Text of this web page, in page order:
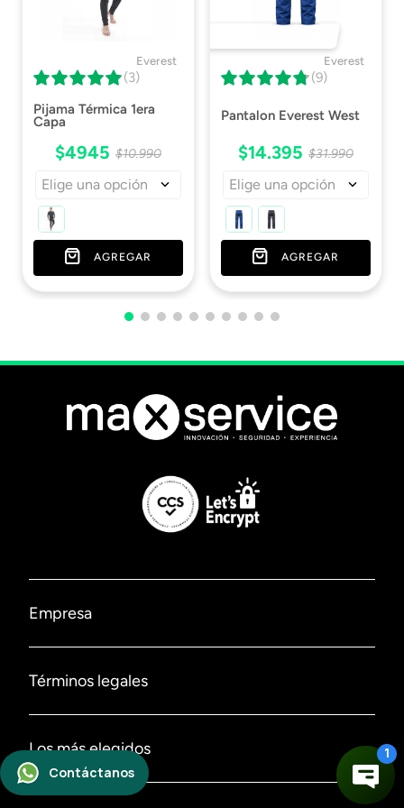
Protección
SI
388: 2110X | EN 374:
EN 421
Certificaciones Descargar ISP
Ficha Técnica
Descargar Ficha
Técnica
Everest
(3)
Pijama Térmica 1era
Capa
$4945 $10.990
Elige una opción
AGREGAR
Everest
(9)
Pantalon Everest West
$14.395 $31.990
Elige una opción
AGREGAR
Empresa
Nosotros
Contáctanos
Sucursales
Términos legales
Políticas de privacidad
Políticas de despacho
Los más elegidos